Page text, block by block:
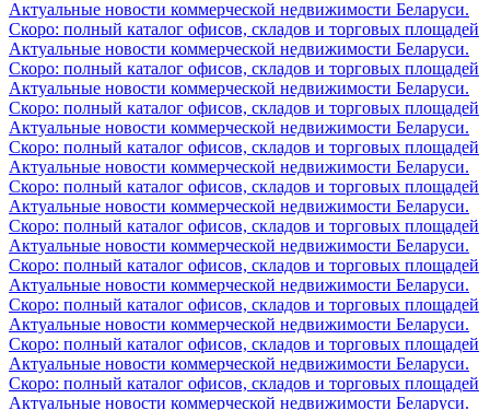
Актуальные новости коммерческой недвижимости Беларуси.
Скоро: полный каталог офисов, складов и торговых площадей
Актуальные новости коммерческой недвижимости Беларуси.
Скоро: полный каталог офисов, складов и торговых площадей
Актуальные новости коммерческой недвижимости Беларуси.
Скоро: полный каталог офисов, складов и торговых площадей
Актуальные новости коммерческой недвижимости Беларуси.
Скоро: полный каталог офисов, складов и торговых площадей
Актуальные новости коммерческой недвижимости Беларуси.
Скоро: полный каталог офисов, складов и торговых площадей
Актуальные новости коммерческой недвижимости Беларуси.
Скоро: полный каталог офисов, складов и торговых площадей
Актуальные новости коммерческой недвижимости Беларуси.
Скоро: полный каталог офисов, складов и торговых площадей
Актуальные новости коммерческой недвижимости Беларуси.
Скоро: полный каталог офисов, складов и торговых площадей
Актуальные новости коммерческой недвижимости Беларуси.
Скоро: полный каталог офисов, складов и торговых площадей
Актуальные новости коммерческой недвижимости Беларуси.
Скоро: полный каталог офисов, складов и торговых площадей
Актуальные новости коммерческой недвижимости Беларуси.